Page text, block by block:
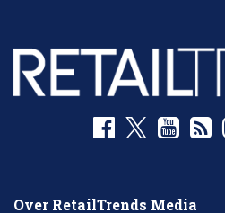
Over RetailTrends Media